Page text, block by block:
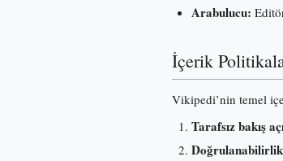
Arabulucu:
İçerik
Vikipedi’nin temel
Tarafsız bakış